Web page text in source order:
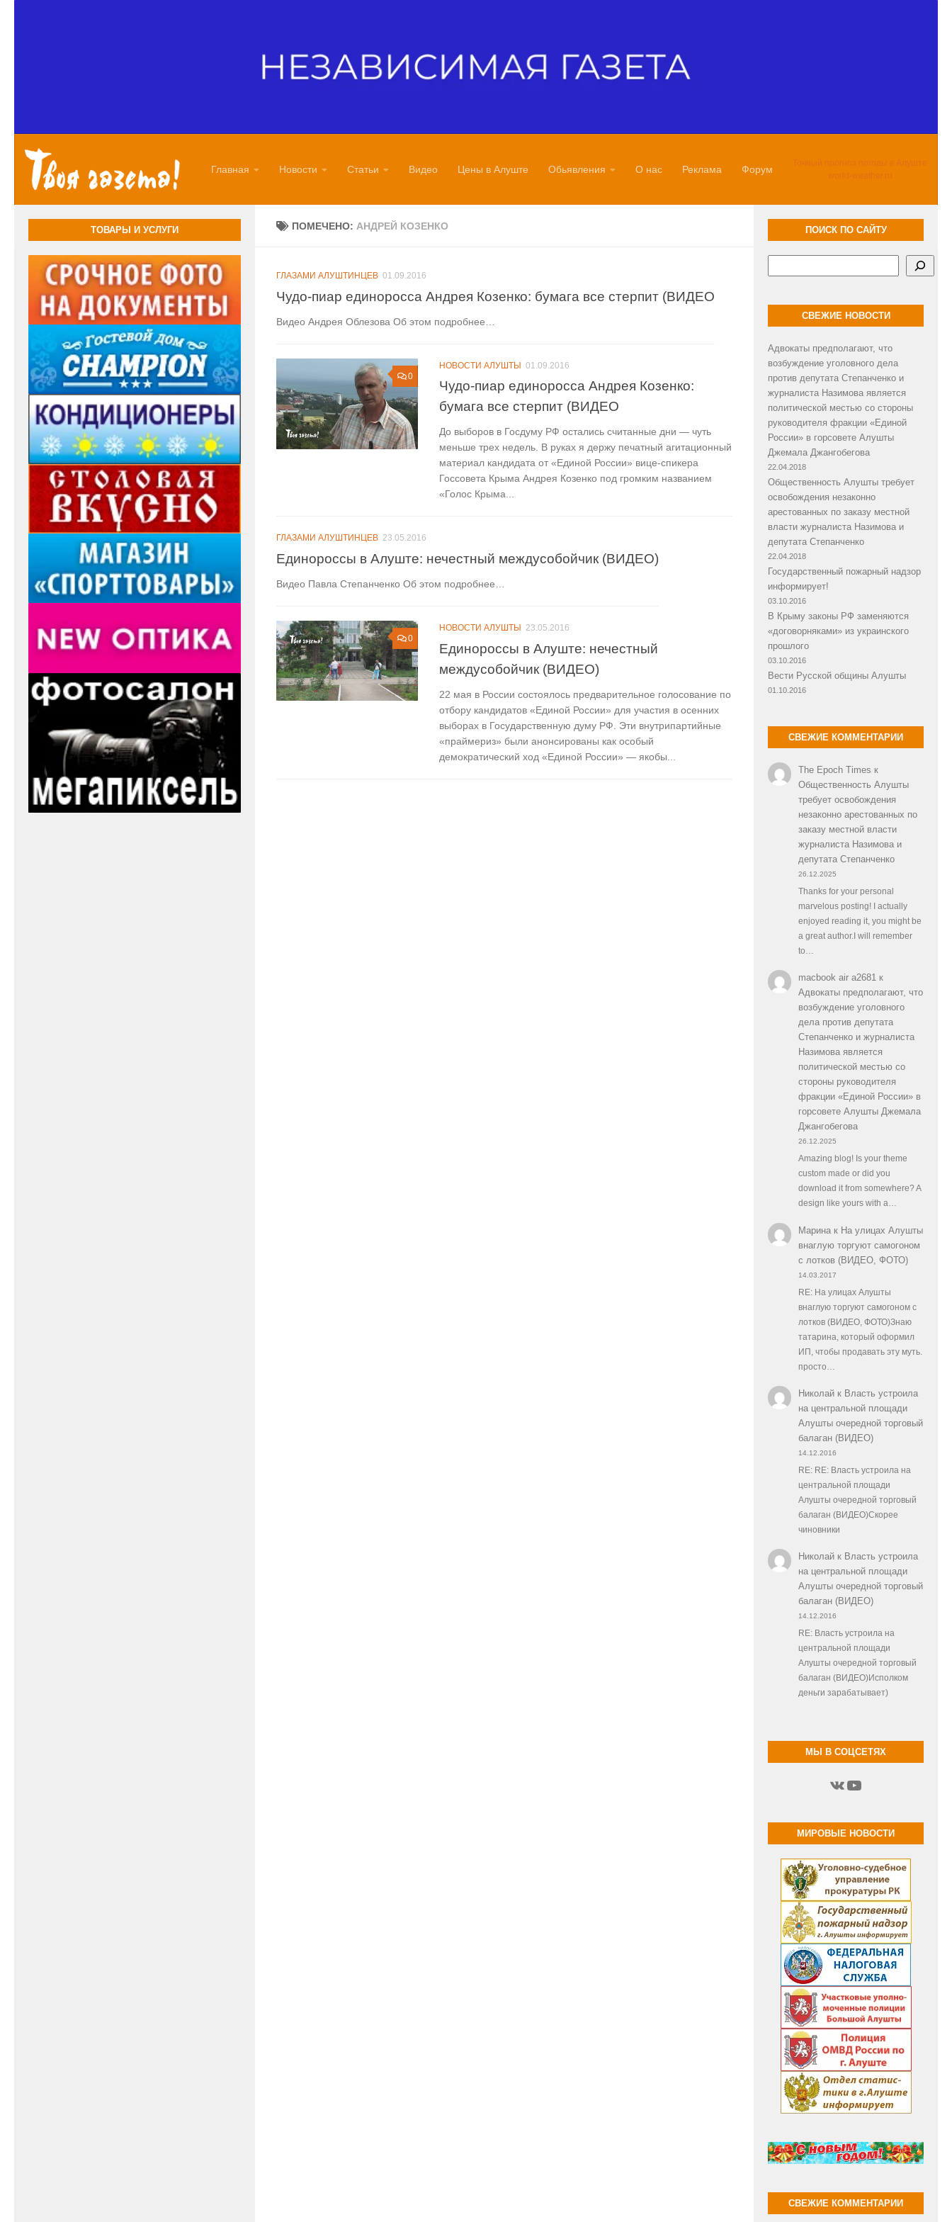
Главная Новости Статьи Видео Цены в Алуште Обьявления О нас Реклама Форум
Точный прогноз погоды в Алуште
world-weather.ru
ПОМЕЧЕНО: АНДРЕЙ КОЗЕНКО
ГЛАЗАМИ АЛУШТИНЦЕВ 01.09.2016
Чудо-пиар единоросса Андрея Козенко: бумага все стерпит (ВИДЕО
Видео Андрея Облезова Об этом подробнее…
0
НОВОСТИ АЛУШТЫ 01.09.2016
Чудо-пиар единоросса Андрея Козенко:
бумага все стерпит (ВИДЕО
До выборов в Госдуму РФ остались считанные дни — чуть
меньше трех недель. В руках я держу печатный агитационный
материал кандидата от «Единой России» вице-спикера
Госсовета Крыма Андрея Козенко под громким названием
«Голос Крыма...
ГЛАЗАМИ АЛУШТИНЦЕВ 23.05.2016
Единороссы в Алуште: нечестный междусобойчик (ВИДЕО)
Видео Павла Степанченко Об этом подробнее…
0
НОВОСТИ АЛУШТЫ 23.05.2016
Единороссы в Алуште: нечестный
междусобойчик (ВИДЕО)
22 мая в России состоялось предварительное голосование по
отбору кандидатов «Единой России» для участия в осенних
выборах в Государственную думу РФ. Эти внутрипартийные
«праймериз» были анонсированы как особый
демократический ход «Единой России» — якобы...
ТОВАРЫ И УСЛУГИ ПОИСК ПО САЙТУ
СВЕЖИЕ НОВОСТИ
Адвокаты предполагают, что
возбуждение уголовного дела
против депутата Степанченко и
журналиста Назимова является
политической местью со стороны
руководителя фракции «Единой
России» в горсовете Алушты
Джемала Джангобегова
22.04.2018
Общественность Алушты требует
освобождения незаконно
арестованных по заказу местной
власти журналиста Назимова и
депутата Степанченко
22.04.2018
Государственный пожарный надзор
информирует!
03.10.2016
В Крыму законы РФ заменяются
«договорняками» из украинского
прошлого
03.10.2016
Вести Русской общины Алушты
01.10.2016
СВЕЖИЕ КОММЕНТАРИИ
The Epoch Times к
Общественность Алушты
требует освобождения
незаконно арестованных по
заказу местной власти
журналиста Назимова и
депутата Степанченко
26.12.2025
Thanks for your personal
marvelous posting! I actually
enjoyed reading it, you might be
a great author.I will remember
to…
macbook air a2681к
Адвокаты предполагают, что
возбуждение уголовного
дела против депутата
Степанченко и журналиста
Назимова является
политической местью со
стороны руководителя
фракции «Единой России» в
горсовете Алушты Джемала
Джангобегова
26.12.2025
Amazing blog! Is your theme
custom made or did you
download it from somewhere? A
design like yours with a…
Маринак На улицах Алушты
внаглую торгуют самогоном
с лотков (ВИДЕО, ФОТО)
14.03.2017
RE: На улицах Алушты
внаглую торгуют самогоном с
лотков (ВИДЕО, ФОТО)Знаю
татарина, который оформил
ИП, чтобы продавать эту муть.
просто…
Николайк Власть устроила
на центральной площади
Алушты очередной торговый
балаган (ВИДЕО)
14.12.2016
RE: RE: Власть устроила на
центральной площади
Алушты очередной торговый
балаган (ВИДЕО)Скорее
чиновники
Николайк Власть устроила
на центральной площади
Алушты очередной торговый
балаган (ВИДЕО)
14.12.2016
RE: Власть устроила на
центральной площади
Алушты очередной торговый
балаган (ВИДЕО)Исполком
деньги зарабатывает)
МЫ В СОЦСЕТЯХ
ВКонтакте
YouTube
МИРОВЫЕ НОВОСТИ
СВЕЖИЕ КОММЕНТАРИИ